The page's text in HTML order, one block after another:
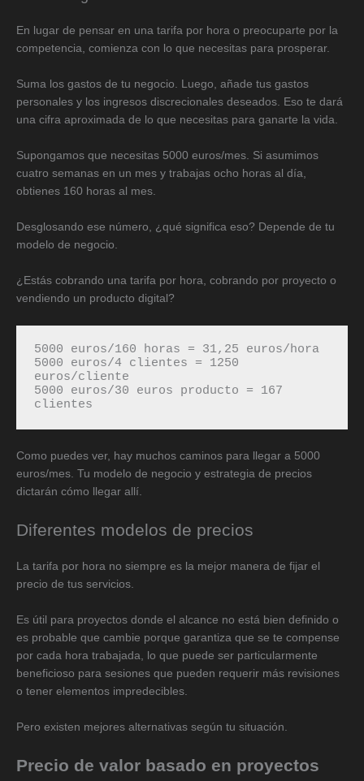
En lugar de pensar en una tarifa por hora o preocuparte por la
competencia, comienza con lo que necesitas para prosperar.
Suma los gastos de tu negocio. Luego, añade tus gastos
personales y los ingresos discrecionales deseados. Eso te dará
una cifra aproximada de lo que necesitas para ganarte la vida.
Supongamos que necesitas 5000 euros/mes. Si asumimos
cuatro semanas en un mes y trabajas ocho horas al día,
obtienes 160 horas al mes.
Desglosando ese número, ¿qué significa eso? Depende de tu
modelo de negocio.
¿Estás cobrando una tarifa por hora, cobrando por proyecto o
vendiendo un producto digital?
5000 euros/160 horas = 31,25 euros/hora
5000 euros/4 clientes = 1250
euros/cliente
5000 euros/30 euros producto = 167
clientes
Como puedes ver, hay muchos caminos para llegar a 5000
euros/mes. Tu modelo de negocio y estrategia de precios
dictarán cómo llegar allí.
Diferentes modelos de precios
La tarifa por hora no siempre es la mejor manera de fijar el
precio de tus servicios.
Es útil para proyectos donde el alcance no está bien definido o
es probable que cambie porque garantiza que se te compense
por cada hora trabajada, lo que puede ser particularmente
beneficioso para sesiones que pueden requerir más revisiones
o tener elementos impredecibles.
Pero existen mejores alternativas según tu situación.
Precio de valor basado en proyectos